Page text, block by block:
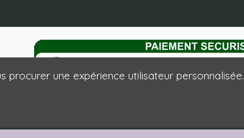
procurer une expérience utilisateur personnalisée.